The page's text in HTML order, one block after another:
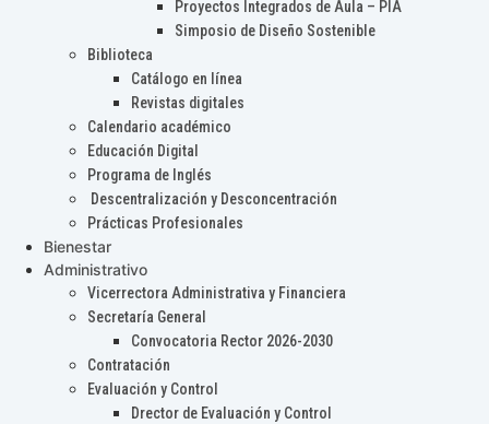
Proyectos Integrados de Aula – PIA
Simposio de Diseño Sostenible
Biblioteca
Catálogo en línea
Revistas digitales
Calendario académico
Educación Digital
Programa de Inglés
Descentralización y Desconcentración
Prácticas Profesionales
Bienestar
Administrativo
Vicerrectora Administrativa y Financiera
Secretaría General
Convocatoria Rector 2026-2030
Contratación
Evaluación y Control
Drector de Evaluación y Control